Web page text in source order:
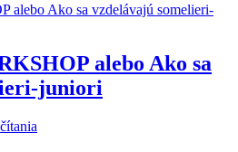
alebo Ako sa
juniori